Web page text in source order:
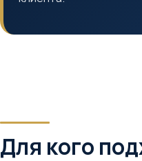
Для кого